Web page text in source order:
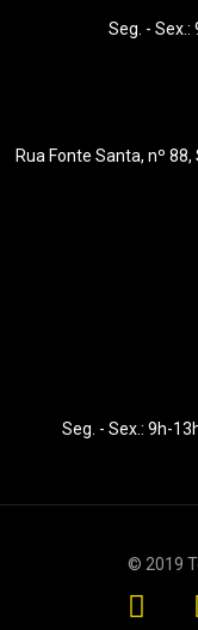
Seg. -
Rua Fonte Santa, nº
Seg. - Sex.: 9h-
© 2019